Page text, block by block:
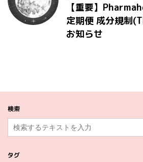
【重要】
定期便 成分規制
お知らせ
検索
タグ